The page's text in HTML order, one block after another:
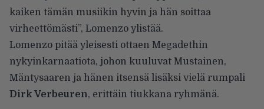
kaiken tämän musiikin hyvin ja hän soittaa
virheettömästi”, Lomenzo ylistää.
Lomenzo pitää yleisesti ottaen Megadethin
nykyinkarnaatiota, johon kuuluvat Mustainen,
Mäntysaaren ja hänen itsensä lisäksi vielä rumpali
Dirk Verbeuren, erittäin tiukkana ryhmänä.